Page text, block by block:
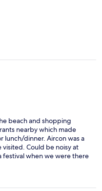
beach and shopping
nearby which made
lunch/dinner. Aircon was a
Could be noisy at
festival when we were there